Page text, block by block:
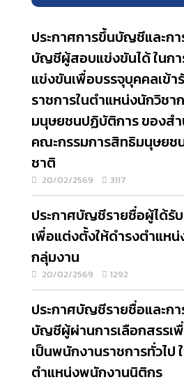
ประกาศการขึ้นบัญชีและกา
บัญชีผู้สอบแข่งขันได้ ในก
แข่งขันเพื่อบรรจุบุคคลเข้า
ราชการในตำแหน่งนักวิชา
มนุษยชนปฏิบัติการ ของส
คณะกรรมการสิทธิมนุษยช
ชาติ
20/02/2569 3117
ประกาศบัญชีรายชื่อผู้ได้รั
เพื่อแต่งตั้งให้ดำรงตำแหน่
กลุ่มงาน
20/02/2569 1292
ประกาศบัญชีรายชื่อและก
บัญชีผู้ผ่านการเลือกสรรเ
เป็นพนักงานราชการทั่วไป
ตำแหน่งพนักงานนิติกร